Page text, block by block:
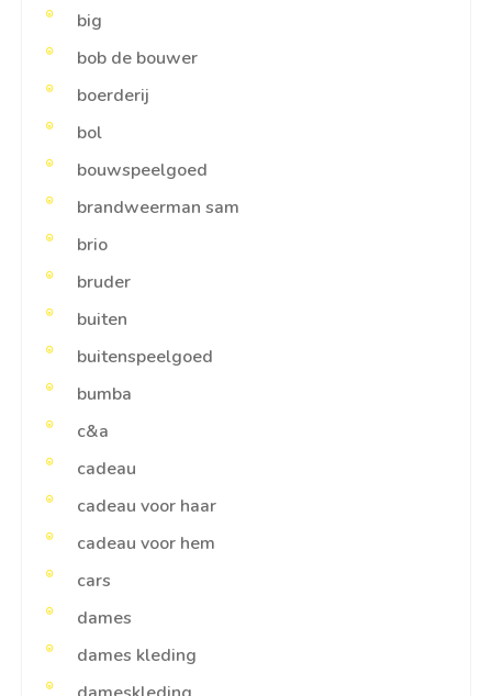
big
bob de bouwer
boerderij
bol
bouwspeelgoed
brandweerman sam
brio
bruder
buiten
buitenspeelgoed
bumba
c&a
cadeau
cadeau voor haar
cadeau voor hem
cars
dames
dames kleding